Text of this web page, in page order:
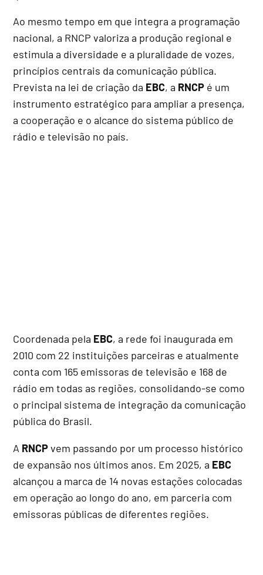
Ao mesmo tempo em que integra a programação
nacional, a RNCP valoriza a produção regional e
estimula a diversidade e a pluralidade de vozes,
princípios centrais da comunicação pública.
Prevista na lei de criação da EBC, a RNCP é um
instrumento estratégico para ampliar a presença,
a cooperação e o alcance do sistema público de
rádio e televisão no país.
Coordenada pela EBC, a rede foi inaugurada em
2010 com 22 instituições parceiras e atualmente
conta com 165 emissoras de televisão e 168 de
rádio em todas as regiões, consolidando-se como
o principal sistema de integração da comunicação
pública do Brasil.
A RNCPvem passando por um processo histórico
de expansão nos últimos anos. Em 2025, a EBC
alcançou a marca de 14 novas estações colocadas
em operação ao longo do ano, em parceria com
emissoras públicas de diferentes regiões.